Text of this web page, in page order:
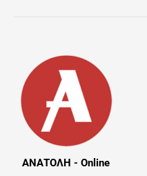
ΑΝΑΤΟΛΗ - Online